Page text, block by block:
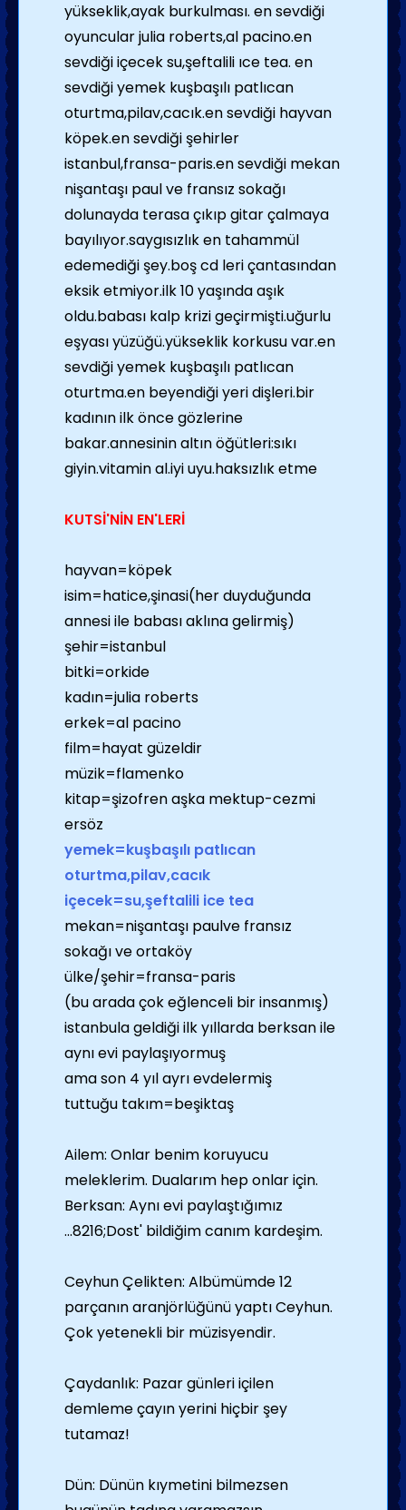
yükseklik,ayak burkulması. en sevdiği
oyuncular julia roberts,al pacino.en
sevdiği içecek su,şeftalili ıce tea. en
sevdiği yemek kuşbaşılı patlıcan
oturtma,pilav,cacık.en sevdiği hayvan
köpek.en sevdiği şehirler
istanbul,fransa-paris.en sevdiği mekan
nişantaşı paul ve fransız sokağı
dolunayda terasa çıkıp gitar çalmaya
bayılıyor.saygısızlık en tahammül
edemediği şey.boş cd leri çantasından
eksik etmiyor.ilk 10 yaşında aşık
oldu.babası kalp krizi geçirmişti.uğurlu
eşyası yüzüğü.yükseklik korkusu var.en
sevdiği yemek kuşbaşılı patlıcan
oturtma.en beyendiği yeri dişleri.bir
kadının ilk önce gözlerine
bakar.annesinin altın öğütleri:sıkı
giyin.vitamin al.iyi uyu.haksızlık etme
KUTSİ'NİN EN'LERİ
hayvan=köpek
isim=hatice,şinasi(her duyduğunda
annesi ile babası aklına gelirmiş)
şehir=istanbul
bitki=orkide
kadın=julia roberts
erkek=al pacino
film=hayat güzeldir
müzik=flamenko
kitap=şizofren aşka mektup-cezmi
ersöz
yemek=kuşbaşılı patlıcan
oturtma,pilav,cacık
içecek=su,şeftalili ice tea
mekan=nişantaşı paulve fransız
sokağı ve ortaköy
ülke/şehir=fransa-paris
(bu arada çok eğlenceli bir insanmış)
istanbula geldiği ilk yıllarda berksan ile
aynı evi paylaşıyormuş
ama son 4 yıl ayrı evdelermiş
tuttuğu takım=beşiktaş
Ailem: Onlar benim koruyucu
meleklerim. Dualarım hep onlar için.
Berksan: Aynı evi paylaştığımız
...8216;Dost' bildiğim canım kardeşim.
Ceyhun Çelikten: Albümümde 12
parçanın aranjörlüğünü yaptı Ceyhun.
Çok yetenekli bir müzisyendir.
Çaydanlık: Pazar günleri içilen
demleme çayın yerini hiçbir şey
tutamaz!
Dün: Dünün kıymetini bilmezsen